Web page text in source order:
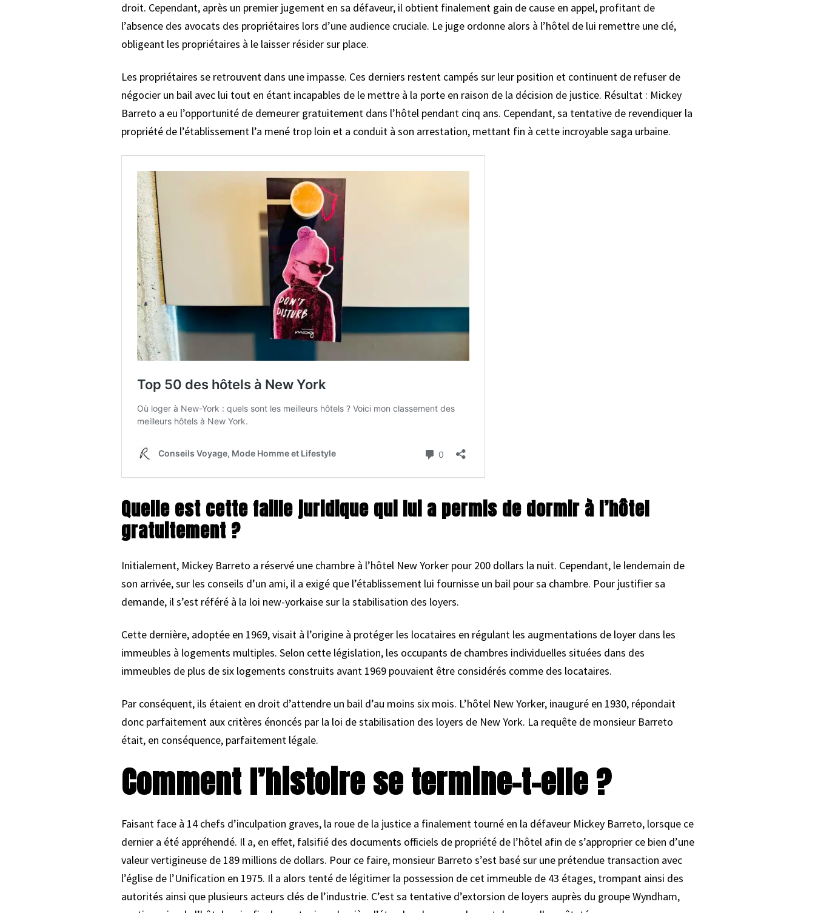
droit. Cependant, après un premier jugement en sa défaveur, il obtient finalement gain de cause en appel, profitant de
l’absence des avocats des propriétaires lors d’une audience cruciale. Le juge ordonne alors à l’hôtel de lui remettre une clé,
obligeant les propriétaires à le laisser résider sur place.
Les propriétaires se retrouvent dans une impasse. Ces derniers restent campés sur leur position et continuent de refuser de
négocier un bail avec lui tout en étant incapables de le mettre à la porte en raison de la décision de justice. Résultat : Mickey
Barreto a eu l’opportunité de demeurer gratuitement dans l’hôtel pendant cinq ans. Cependant, sa tentative de revendiquer la
propriété de l’établissement l’a mené trop loin et a conduit à son arrestation, mettant fin à cette incroyable saga urbaine.
Quelle est cette faille juridique qui lui a permis de dormir à l’hôtel
gratuitement ?
Initialement, Mickey Barreto a réservé une chambre à l’hôtel New Yorker pour 200 dollars la nuit. Cependant, le lendemain de
son arrivée, sur les conseils d’un ami, il a exigé que l’établissement lui fournisse un bail pour sa chambre. Pour justifier sa
demande, il s’est référé à la loi new-yorkaise sur la stabilisation des loyers.
Cette dernière, adoptée en 1969, visait à l’origine à protéger les locataires en régulant les augmentations de loyer dans les
immeubles à logements multiples. Selon cette législation, les occupants de chambres individuelles situées dans des
immeubles de plus de six logements construits avant 1969 pouvaient être considérés comme des locataires.
Par conséquent, ils étaient en droit d’attendre un bail d’au moins six mois. L’hôtel New Yorker, inauguré en 1930, répondait
donc parfaitement aux critères énoncés par la loi de stabilisation des loyers de New York. La requête de monsieur Barreto
était, en conséquence, parfaitement légale.
Comment l’histoire se termine-t-elle ?
Faisant face à 14 chefs d’inculpation graves, la roue de la justice a finalement tourné en la défaveur Mickey Barreto, lorsque ce
dernier a été appréhendé. Il a, en effet, falsifié des documents officiels de propriété de l’hôtel afin de s’approprier ce bien d’une
valeur vertigineuse de 189 millions de dollars. Pour ce faire, monsieur Barreto s’est basé sur une prétendue transaction avec
l’église de l’Unification en 1975. Il a alors tenté de légitimer la possession de cet immeuble de 43 étages, trompant ainsi des
autorités ainsi que plusieurs acteurs clés de l’industrie. C’est sa tentative d’extorsion de loyers auprès du groupe Wyndham,